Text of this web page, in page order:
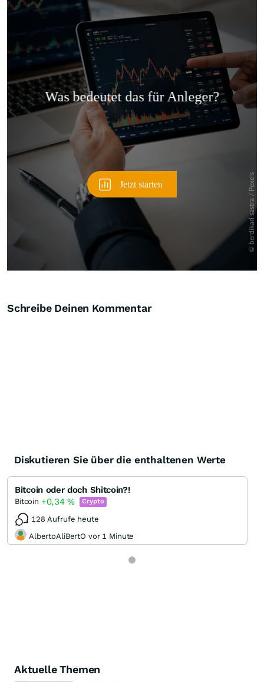
Überspringen
Schreibe Deinen Kommentar
Diskutieren Sie über die enthaltenen Werte
Bitcoin oder doch Shitcoin?!
Bitcoin +0,34% Crypto
128 Aufrufe heute
AlbertoAliBertO vor 1 Minute
Aktuelle Themen